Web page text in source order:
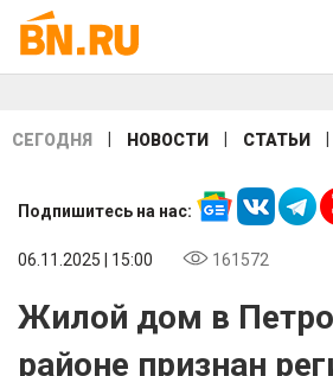
СЕГОДНЯ НОВОСТИ СТАТЬИ
Подпишитесь на нас:
06.11.2025 | 15:00 161572
Жилой дом в
районе признан